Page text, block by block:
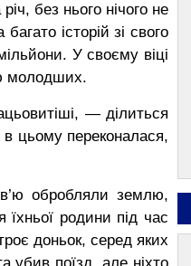
без нього нічого не
історій зі свого
У своєму віці
молодших.
— ділиться
в цьому переконалася,
обробляли землю,
їхньої родини під час
доньок, серед яких